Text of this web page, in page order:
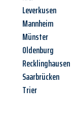
Leverkusen
Mannheim
Münster
Oldenburg
Recklinghausen
Saarbrücken
Trier